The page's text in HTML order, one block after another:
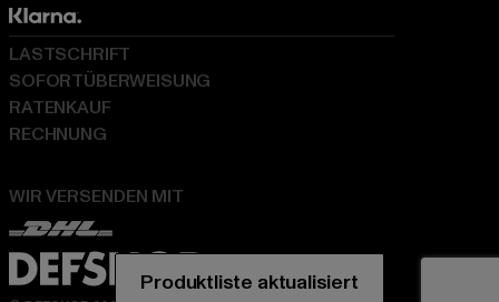
WIR VERSENDEN MIT
LASTSCHRIFT
SOFORTÜBERWEISUNG
RATENKAUF
RECHNUNG